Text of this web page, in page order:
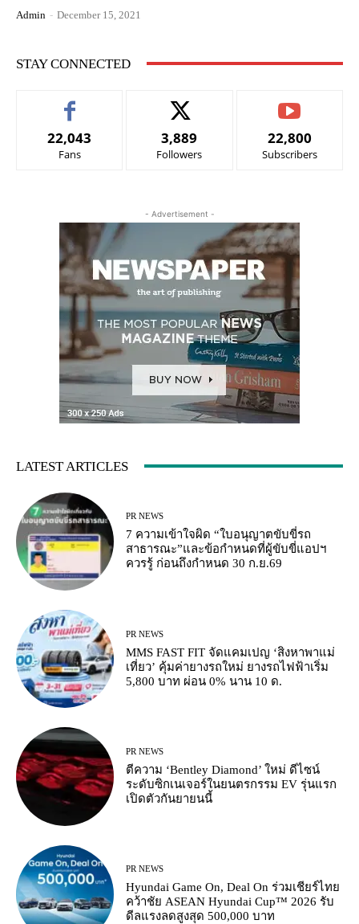
Admin - December 15, 2021
STAY CONNECTED
22,043
Fans
3,889
Followers
22,800
Subscribers
- Advertisement -
LATEST ARTICLES
PR NEWS
7 ความเข้าใจผิด “ใบอนุญาตขับขี่รถ
สาธารณะ”และข้อกำหนดที่ผู้ขับขี่แอปฯ
ควรรู้ ก่อนถึงกำหนด 30 ก.ย.69
PR NEWS
MMS FAST FIT จัดแคมเปญ ‘สิงหาพาแม่
เที่ยว’ คุ้มค่ายางรถใหม่ ยางรถไฟฟ้าเริ่ม
5,800 บาท ผ่อน 0% นาน 10 ด.
PR NEWS
ตีความ ‘Bentley Diamond’ ใหม่ ดีไซน์
ระดับซิกเนเจอร์ในยนตรกรรม EV รุ่นแรก
เปิดตัวกันยายนนี้
PR NEWS
Hyundai Game On, Deal On ร่วมเชียร์ไทย
คว้าชัย ASEAN Hyundai Cup™ 2026 รับ
ดีลแรงลดสูงสุด 500,000 บาท